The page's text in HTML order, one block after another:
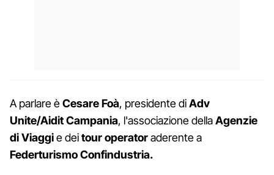
A parlare èCesare Foà, presidente diAdv
Unite/Aidit Campania, l'associazione dellaAgenzie
di Viaggie deitour operatoraderente a
Federturismo Confindustria.